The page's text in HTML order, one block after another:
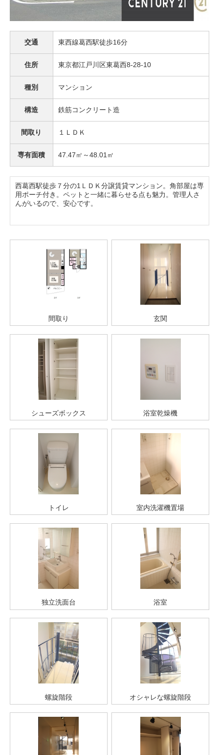
交通 東西線葛西駅徒歩16分
住所 東京都江戸川区東葛西8-28-10
種別 マンション
構造 鉄筋コンクリート造
間取り １ＬＤＫ
専有面積 47.47㎡～48.01㎡
西葛西駅徒歩７分の1ＬＤＫ分譲賃貸マンション。角部屋は専
用ポーチ付き。ペットと一緒に暮らせる点も魅力。管理人さ
んがいるので、安心です。
間取り 玄関
シューズボックス 浴室乾燥機
トイレ 室内洗濯機置場
独立洗面台 浴室
螺旋階段 オシャレな螺旋階段